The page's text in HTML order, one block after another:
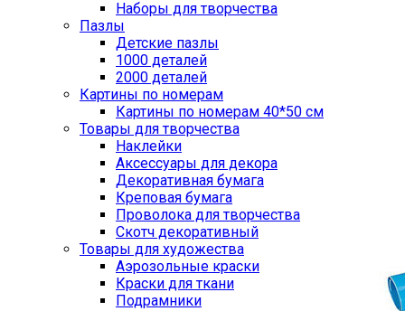
Наборы для творчества
Пазлы
Детские пазлы
1000 деталей
2000 деталей
Картины по номерам
Картины по номерам 40*50 см
Товары для творчества
Наклейки
Аксессуары для декора
Декоративная бумага
Креповая бумага
Проволока для творчества
Скотч декоративный
Товары для художества
Аэрозольные краски
Краски для ткани
Подрамники